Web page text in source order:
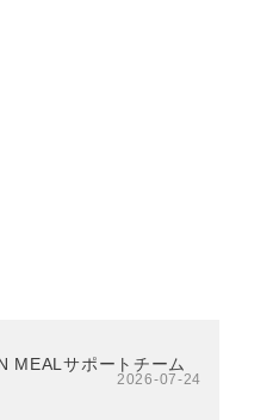
MEALサポートチーム
2026-07-24